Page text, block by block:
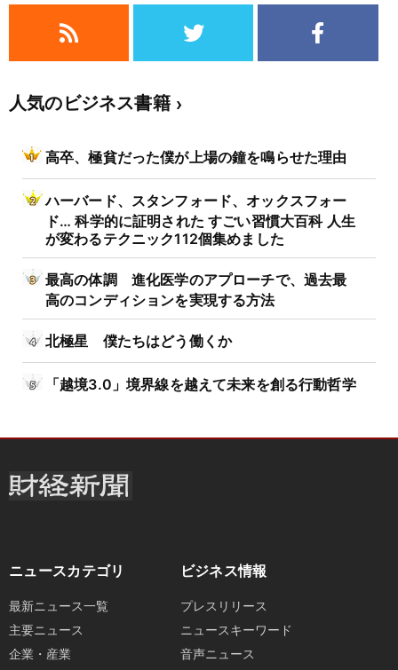
人気のビジネス書籍
高卒、極貧だった僕が上場の鐘を鳴らせた理由
ハーバード、スタンフォード、オックスフォー
ド… 科学的に証明された すごい習慣大百科 人生
が変わるテクニック112個集めました
最高の体調 進化医学のアプローチで、過去最
高のコンディションを実現する方法
北極星 僕たちはどう働くか
「越境3.0」境界線を越えて未来を創る行動哲学
ニュースカテゴリ
最新ニュース一覧
主要ニュース
企業・産業
ビジネス情報
プレスリリース
ニュースキーワード
音声ニュース